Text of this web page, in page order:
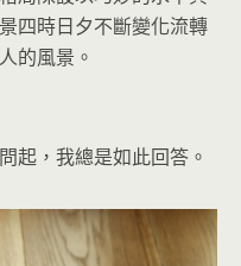
四時日夕不斷變化流轉
的風景。
起，我總是如此回答。